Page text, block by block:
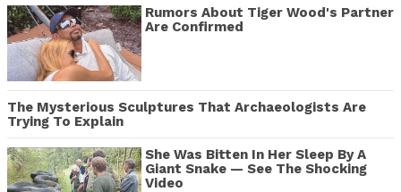
Rumors About Tiger Wood's Partner
Are Confirmed
The Mysterious Sculptures That Archaeologists Are
Trying To Explain
She Was Bitten In Her Sleep By A
Giant Snake — See The Shocking
Video